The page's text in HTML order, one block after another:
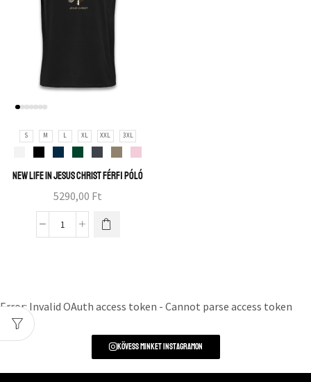
S M L XL XXL 3XL
New life in Jesus Christ férfi póló
5290,00 Ft
Error: Invalid OAuth access token - Cannot parse access token
Kövess minket instagramon